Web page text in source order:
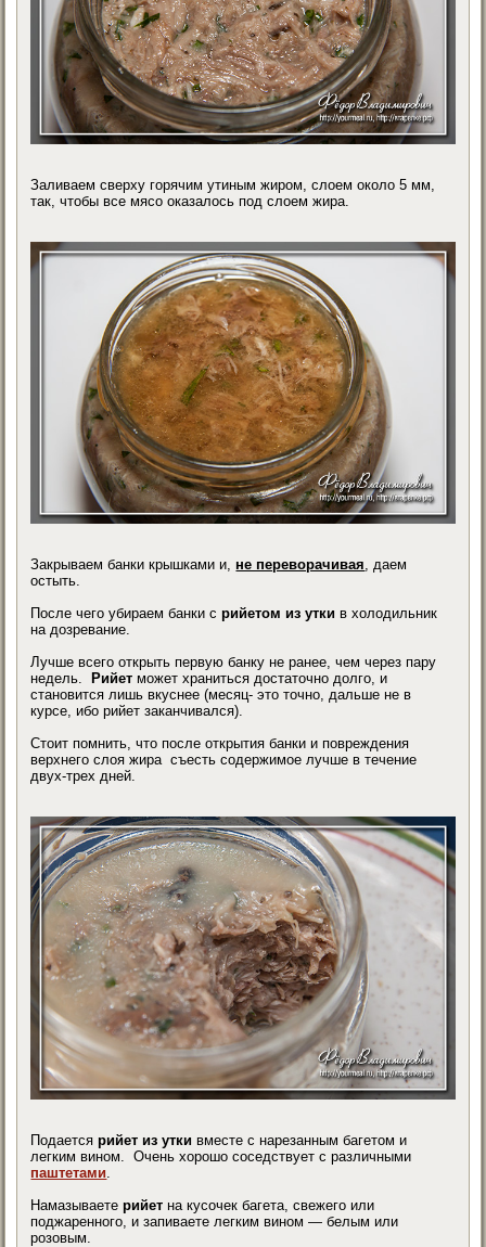
Заливаем сверху горячим утиным жиром, слоем около 5 мм,
так, чтобы все мясо оказалось под слоем жира.
Закрываем банки крышками и, не переворачивая, даем
остыть.
После чего убираем банки срийетом из утки в холодильник
на дозревание.
Лучше всего открыть первую банку не ранее, чем через пару
недель.
Рийет может храниться достаточно долго, и
становится лишь вкуснее (месяц- это точно, дальше не в
курсе, ибо рийет заканчивался).
Стоит помнить, что после открытия банки и повреждения
верхнего слоя жира съесть содержимое лучше в течение
двух-трех дней.
Подаетсярийет из утки вместе с нарезанным багетом и
легким вином. Очень хорошо соседствует с различными
паштетами
Намазываетерийет на кусочек багета, свежего или
поджаренного, и запиваете легким вином — белым или
розовым.